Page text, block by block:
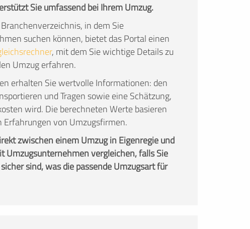
Sie umfassend bei Ihrem Umzug.
in dem Sie
suchen können, bietet das Portal einen
, mit dem Sie wichtige Details zu
Umzug erfahren.
erhalten Sie wertvolle Informationen: den
und Tragen sowie eine Schätzung,
wird. Die berechneten Werte basieren
von Umzugsfirmen.
zwischen einem Umzug in Eigenregie und
Umzugsunternehmen vergleichen, falls Sie
sind, was die passende Umzugsart für